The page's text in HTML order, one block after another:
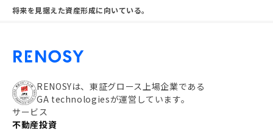
将来を見据えた資産形成に向いている。
RENOSYは、東証グロース上場企業である
GA technologiesが運営しています。
サービス
不動産投資